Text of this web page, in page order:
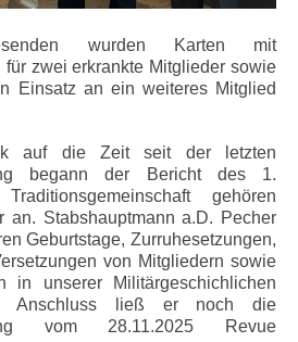
wurden Karten mit
zwei erkrankte Mitglieder sowie
Einsatz an ein weiteres Mitglied
auf die Zeit seit der letzten
begann der Bericht des 1.
gehören
an. Stabshauptmann a.D. Pecher
Geburtstage, Zurruhesetzungen,
von Mitgliedern sowie
in unserer Militärgeschichlichen
Anschluss ließ er noch die
vom 28.11.2025 Revue